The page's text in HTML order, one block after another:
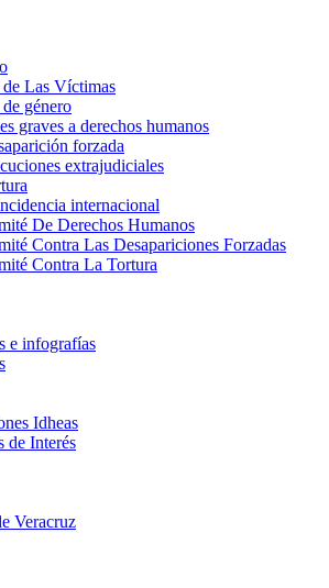
de Las Víctimas
género
graves a derechos humanos
forzada​
extrajudiciales
internacional
De Derechos Humanos​
Contra Las Desapariciones Forzadas
Contra La Tortura​
e infografías
Idheas
de Interés
Veracruz